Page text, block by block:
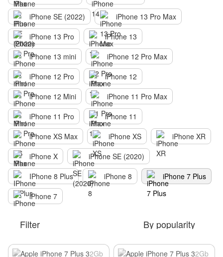
iPhone SE (2022)
iPhone 13 Pro Max
iPhone 13 Pro
iPhone 13
iPhone 13 mini
iPhone 12 Pro Max
iPhone 12 Pro
iPhone 12
iPhone 12 Mini
iPhone 11 Pro Max
iPhone 11 Pro
iPhone 11
iPhone XS Max
iPhone XS
iPhone XR
iPhone X
iPhone SE (2020)
IPhone 8 Plus
iPhone 8
iPhone 7 Plus
iPhone 7
Filter By popularity